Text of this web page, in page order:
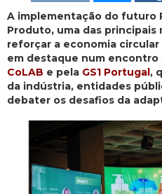
A implementação do futuro
Produto, uma das principais
reforçar a economia
em destaque num encontro
CoLAB e pela GS1 Portugal,
da indústria, entidades
debater os desafios da